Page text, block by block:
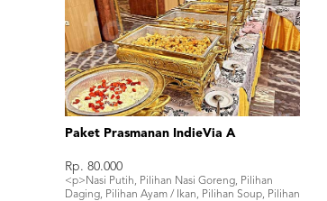
Paket Prasmanan IndieVia A
Rp. 80.000
<p>Nasi Putih, Pilihan Nasi Goreng, Pilihan
Daging, Pilihan Ayam / Ikan, Pilihan Soup, Pilihan